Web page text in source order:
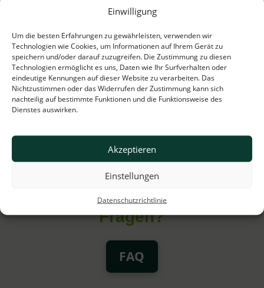
Einwilligung
Um die besten Erfahrungen zu gewährleisten, verwenden wir
Technologien wie Cookies, um Informationen auf Ihrem Gerät zu
speichern und/oder darauf zuzugreifen. Die Zustimmung zu diesen
Technologien ermöglicht es uns, Daten wie Ihr Surfverhalten oder
eindeutige Kennungen auf dieser Website zu verarbeiten. Das
Nichtzustimmen oder das Widerrufen der Zustimmung kann sich
nachteilig auf bestimmte Funktionen und die Funktionsweise des
Dienstes auswirken.
Akzeptieren
Einstellungen
Datenschutzrichtlinie
Fahrrad nicht zurückgeben? In der mobile Nextbike-
Appwählen Sie aktive Miete, klicken Sie auf „Parken”,
bestätigen Sie – jetzt können Sie das Schloss
schließen, ohne das Fahrrad zurückzugeben.
Wollen Sie weiter fahren? Klicken Sie „Fortsetzen“ im
Feld „Meine Vermietungen“ in der Mobilen App. Das
O-lock-Schloss wird automatisch geöffnet.
Haben Sie irgendwelche
Fragen?
FAQ